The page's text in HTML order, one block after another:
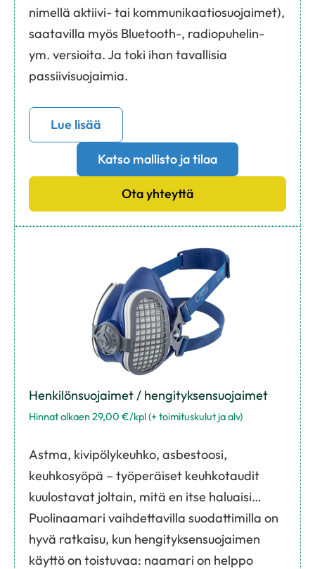
nimellä aktiivi- tai kommunikaatiosuojaimet),
saatavilla myös Bluetooth-, radiopuhelin-
ym. versioita. Ja toki ihan tavallisia
passiivisuojaimia.
Lue lisää
Katso mallisto ja tilaa
Ota yhteyttä
Henkilönsuojaimet / hengityksensuojaimet
Hinnat alkaen 29,00 €/kpl (+ toimituskulut ja alv)
Astma, kivipölykeuhko, asbestoosi,
keuhkosyöpä – työperäiset keuhkotaudit
kuulostavat joltain, mitä en itse haluaisi…
Puolinaamari vaihdettavilla suodattimilla on
hyvä ratkaisu, kun hengityksensuojaimen
käyttö on toistuvaa: naamari on helppo